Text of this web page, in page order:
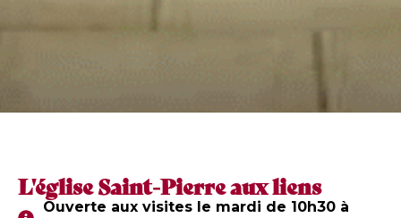
L'église Saint-Pierre aux liens
Ouverte aux visites le mardi de 10h30 à